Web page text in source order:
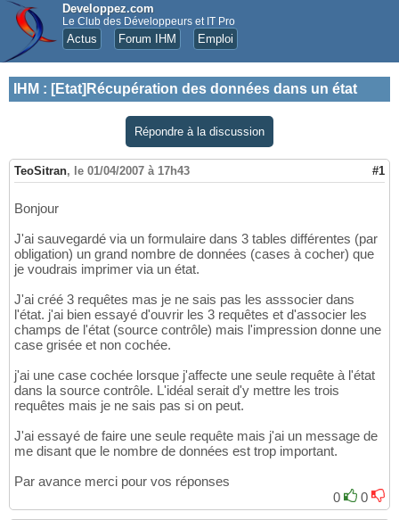
Developpez.com
Le Club des Développeurs et IT Pro
Actus Forum IHM Emploi
IHM : [Etat]Récupération des données dans un état
Répondre à la discussion
TeoSitran, le 01/04/2007 à 17h43 #1
Bonjour
J'ai sauvegardé via un formulaire dans 3 tables différentes (par
obligation) un grand nombre de données (cases à cocher) que
je voudrais imprimer via un état.
J'ai créé 3 requêtes mas je ne sais pas les asssocier dans
l'état. j'ai bien essayé d'ouvrir les 3 requêtes et d'associer les
champs de l'état (source contrôle) mais l'impression donne une
case grisée et non cochée.
j'ai une case cochée lorsque j'affecte une seule requête à l'état
dans la source contrôle. L'idéal serait d'y mettre les trois
requêtes mais je ne sais pas si on peut.
J'ai essayé de faire une seule requête mais j'ai un message de
me disant que le nombre de données est trop important.
Par avance merci pour vos réponses
0
0